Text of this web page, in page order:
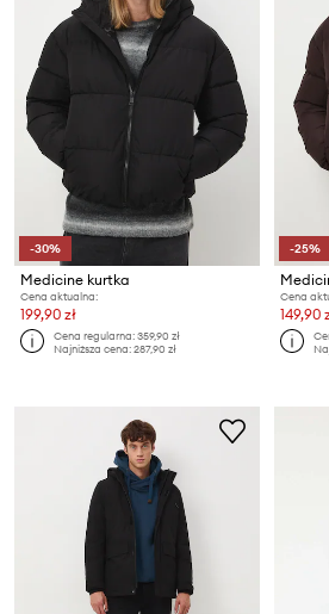
-30%
Medicine kurtka
Cena aktualna:
199,90 zł
Cena regularna:359,90 zł
Najniższa cena:287,90 zł
-25%
Cena
149,90